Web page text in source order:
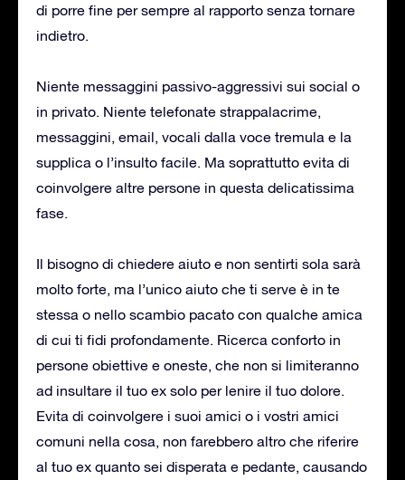
di porre fine per sempre al rapporto senza tornare
indietro.
Niente messaggini passivo-aggressivi sui social o
in privato. Niente telefonate strappalacrime,
messaggini, email, vocali dalla voce tremula e la
supplica o l’insulto facile. Ma soprattutto evita di
coinvolgere altre persone in questa delicatissima
fase.
Il bisogno di chiedere aiuto e non sentirti sola sarà
molto forte, ma l’unico aiuto che ti serve è in te
stessa o nello scambio pacato con qualche amica
di cui ti fidi profondamente. Ricerca conforto in
persone obiettive e oneste, che non si limiteranno
ad insultare il tuo ex solo per lenire il tuo dolore.
Evita di coinvolgere i suoi amici o i vostri amici
comuni nella cosa, non farebbero altro che riferire
al tuo ex quanto sei disperata e pedante, causando